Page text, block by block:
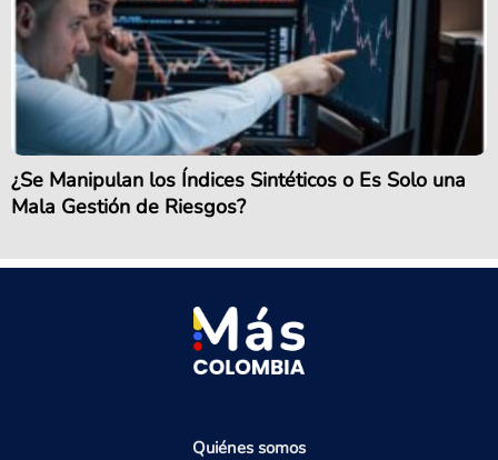
¿Se Manipulan los Índices Sintéticos o Es Solo una
Mala Gestión de Riesgos?
Quiénes somos